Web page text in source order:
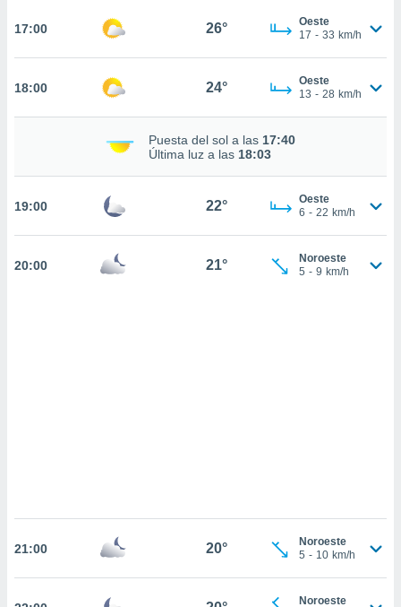
nos
y análisis
como
en
más
de
sitio
17:00 26°
Oeste
17 - 33 km/h
18:00 24°
Oeste
13 - 28 km/h
Puesta del sol a las 17:40
Última luz a las 18:03
19:00 22°
Oeste
6 - 22 km/h
20:00 21°
Noroeste
5 - 9 km/h
21:00 20°
Noroeste
5 - 10 km/h
Noroeste